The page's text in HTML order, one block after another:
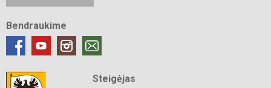
Bendraukime
Steigėjas